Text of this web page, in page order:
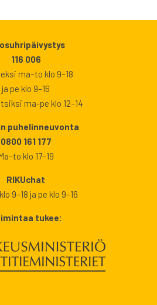
116 006
ma–to klo 9–18
ja pe klo 9–16
ma-pe klo 12–14
puhelinneuvonta
0800 161 177
klo 17–19
RIKUchat
9–18 ja pe klo 9–16
tukee: